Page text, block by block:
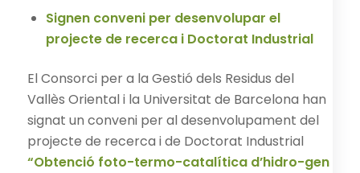
Signen conveni per desenvolupar el
projecte de recerca i Doctorat Industrial
El Consorci per a la Gestió dels Residus del
Vallès Oriental i la Universitat de Barcelona han
signat un conveni per al desenvolupament del
projecte de recerca i de Doctorat Industrial
“Obtenció foto-termo-catalítica d’hidro-gen